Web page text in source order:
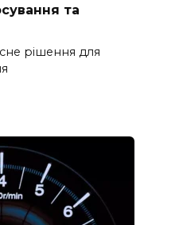
та
рішення для